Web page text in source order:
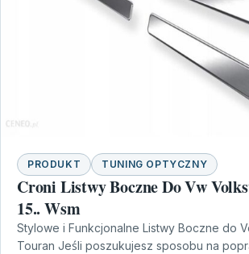
PRODUKT TUNING OPTYCZNY
Croni Listwy Boczne Do Vw
15.. Wsm
Stylowe i Funkcjonalne Listwy Boczne do
Touran Jeśli poszukujesz sposobu na